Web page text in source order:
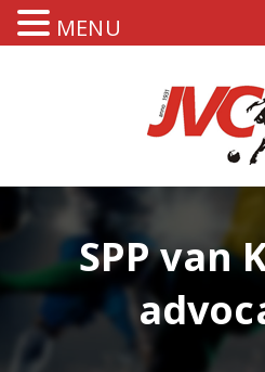
SPP van
MENU